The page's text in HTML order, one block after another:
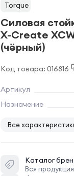
Torque
Силовая
X-Create
(чёрный)
Код товара: 016816
Артикул
Назначение
Все
Каталог
Вся продукция